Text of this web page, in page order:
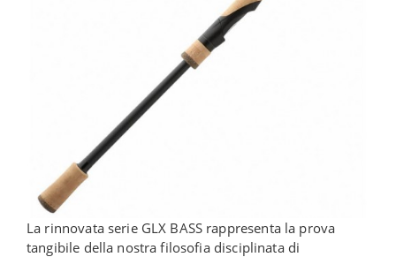
La rinnovata serie GLX BASS rappresenta la prova
tangibile della nostra filosofia disciplinata di